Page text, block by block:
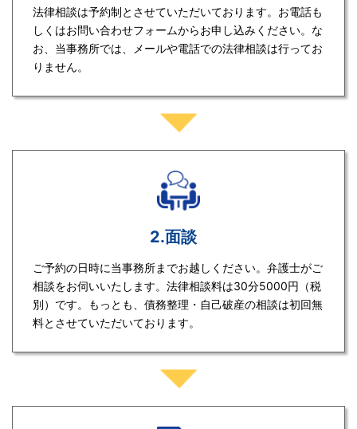
法律相談は予約制とさせていただいております。お電話も
しくはお問い合わせフォームからお申し込みください。な
お、当事務所では、メールや電話での法律相談は行ってお
りません。
2.面談
ご予約の日時に当事務所までお越しください。弁護士がご
相談をお伺いいたします。法律相談料は30分5000円（税
別）です。もっとも、債務整理・自己破産の相談は初回無
料とさせていただいております。